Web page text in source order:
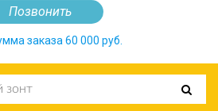
Позвонить
заказа 60 000 руб.